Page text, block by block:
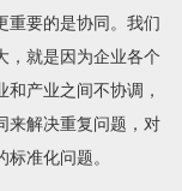
重要的是协同。我们
，就是因为企业各个
产业之间不协调，
来解决重复问题，对
准化问题。